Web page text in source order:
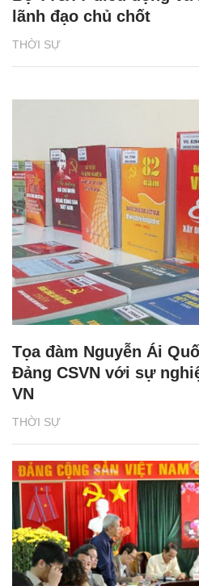
THỜI SỰ
lãnh đạo chủ chốt
THỜI SỰ
Tọa đàm Nguyễn Ái
Đảng CSVN với sự
VN